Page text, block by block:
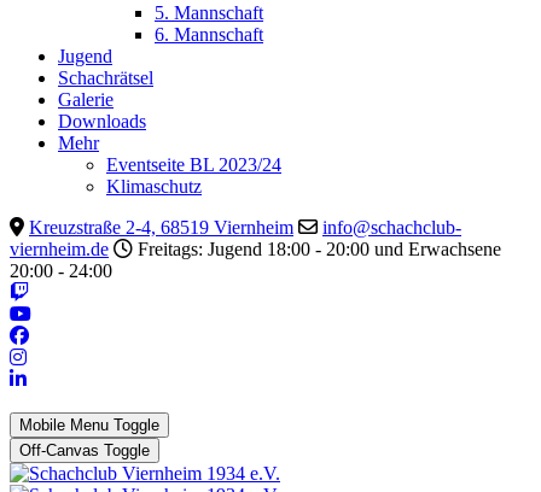
5. Mannschaft
6. Mannschaft
Jugend
Schachrätsel
Galerie
Downloads
Mehr
Eventseite BL 2023/24
Klimaschutz
Kreuzstraße 2-4, 68519 Viernheim
info@schachclub-
viernheim.de
Freitags: Jugend 18:00 - 20:00 und Erwachsene
20:00 - 24:00
Mobile Menu Toggle
Off-Canvas Toggle